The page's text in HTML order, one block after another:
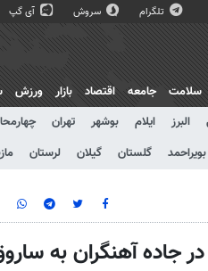
تلگرام سروش آی گپ
سلامت جامعه اقتصاد بازار ورزش
البرز ایلام بوشهر تهران
گلستان گیلان لرستان
جاده آهنگران به